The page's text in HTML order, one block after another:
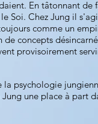
En tâtonnant
Soi. Chez Jung il
comme un
concepts
provisoirement
psychologie
une place à part